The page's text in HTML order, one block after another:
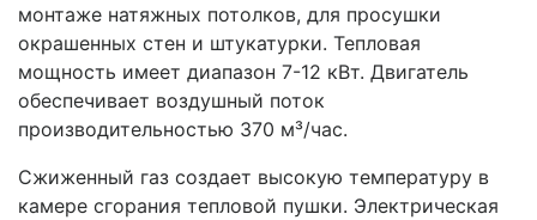
монтаже натяжных потолков, для просушки
окрашенных стен и штукатурки. Тепловая
мощность имеет диапазон 7-12 кВт. Двигатель
обеспечивает воздушный поток
производительностью 370 м³/час.
Сжиженный газ создает высокую температуру в
камере сгорания тепловой пушки. Электрическая